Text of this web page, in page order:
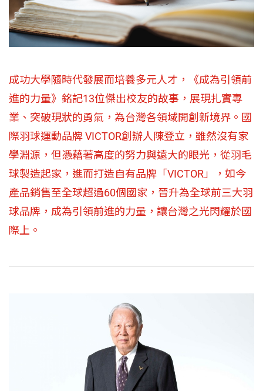
成功大學隨時代發展而培養多元人才，《成為引領前
進的力量》銘記13位傑出校友的故事，展現扎實專
業、突破現狀的勇氣，為台灣各領域開創新境界。國
際羽球運動品牌 VICTOR創辦人陳登立，雖然沒有家
學淵源，但憑藉著高度的努力與遠大的眼光，從羽毛
球製造起家，進而打造自有品牌「VICTOR」，如今
產品銷售至全球超過60個國家，晉升為全球前三大羽
球品牌，成為引領前進的力量，讓台灣之光閃耀於國
際上。